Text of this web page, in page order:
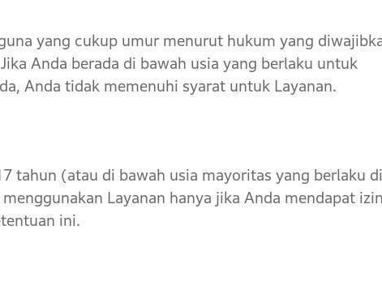
yang cukup umur menurut hukum yang
Anda berada di bawah usia yang berlaku untuk
Anda tidak memenuhi syarat untuk Layanan.
(atau di bawah usia mayoritas yang berlaku di
Layanan hanya jika Anda mendapat izin
ini.